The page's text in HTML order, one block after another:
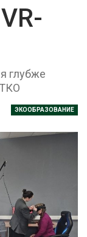
глубже
ЭКООБРАЗОВАНИЕ